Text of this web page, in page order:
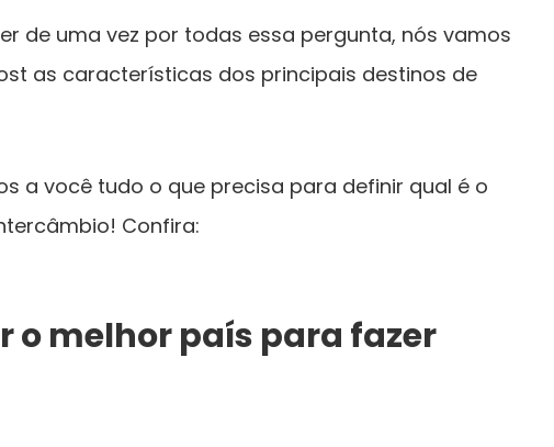
de uma vez por todas essa pergunta, nós vamos
as características dos principais destinos de
a você tudo o que precisa para definir qual é o
Confira:
o melhor país para fazer